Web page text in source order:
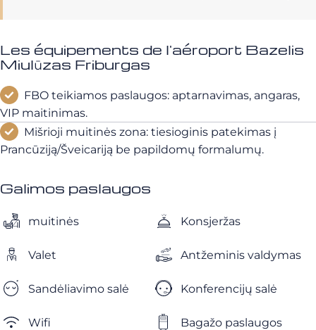
Les équipements de l'aéroport Bazelis
Miulūzas Friburgas
FBO teikiamos paslaugos: aptarnavimas, angaras,
VIP maitinimas.
Mišrioji muitinės zona: tiesioginis patekimas į
Prancūziją/Šveicariją be papildomų formalumų.
Galimos paslaugos
muitinės Konsjeržas
Valet Antžeminis valdymas
Sandėliavimo salė Konferencijų salė
Wifi Bagažo paslaugos